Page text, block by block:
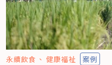
永續飲食 健康福祉 案例